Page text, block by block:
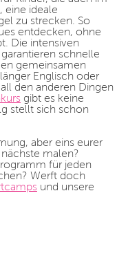
eine ideale
zu strecken. So
entdecken, ohne
Die intensiven
schnelle
gemeinsamen
Englisch oder
den anderen Dingen
gibt es keine
stellt sich schon
aber eins eurer
malen?
für jeden
Werft doch
und unsere